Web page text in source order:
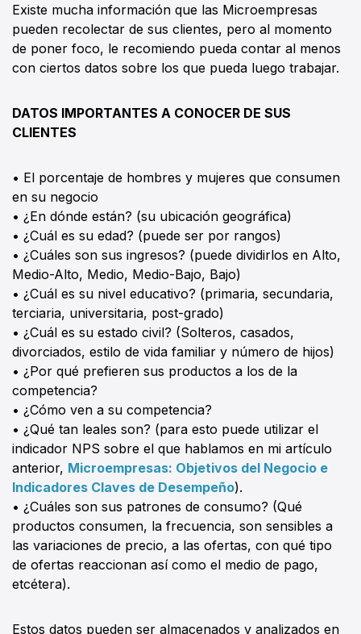
Existe mucha información que las Microempresas
pueden recolectar de sus clientes, pero al momento
de poner foco, le recomiendo pueda contar al menos
con ciertos datos sobre los que pueda luego trabajar.
DATOS IMPORTANTES A CONOCER DE SUS
CLIENTES
• El porcentaje de hombres y mujeres que consumen
en su negocio
• ¿En dónde están? (su ubicación geográfica)
• ¿Cuál es su edad? (puede ser por rangos)
• ¿Cuáles son sus ingresos? (puede dividirlos en Alto,
Medio-Alto, Medio, Medio-Bajo, Bajo)
• ¿Cuál es su nivel educativo? (primaria, secundaria,
terciaria, universitaria, post-grado)
• ¿Cuál es su estado civil? (Solteros, casados,
divorciados, estilo de vida familiar y número de hijos)
• ¿Por qué prefieren sus productos a los de la
competencia?
• ¿Cómo ven a su competencia?
• ¿Qué tan leales son? (para esto puede utilizar el
indicador NPS sobre el que hablamos en mi artículo
anterior, Microempresas: Objetivos del Negocio e
Indicadores Claves de Desempeño).
• ¿Cuáles son sus patrones de consumo? (Qué
productos consumen, la frecuencia, son sensibles a
las variaciones de precio, a las ofertas, con qué tipo
de ofertas reaccionan así como el medio de pago,
etcétera).
Estos datos pueden ser almacenados y analizados en